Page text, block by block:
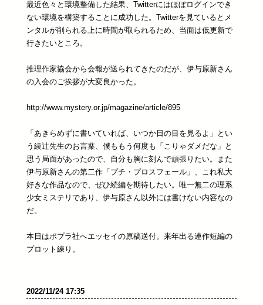
最近色々と環境整備した結果、Twitterにはほぼログインでき
ない環境を構築することに成功した。Twitterを見ているとメ
ンタルが削られる上に時間が取られるため、当面は低更新で
行きたいところ。
推理作家協会から会報が送られてきたのだが、伊与原新さん
の入会のご挨拶が大変良かった。
http://www.mystery.or.jp/magazine/article/895
「あきらめずに書いていれば、いつか日の目を見るよ」とい
う綾辻先生のお言葉、僕ももう何度も「こりゃダメだな」と
思う局面があったので、自分も胸に刻んで頑張りたい。また
伊与原新さんの第二作「プチ・プロスフェール」、これ私大
好きな作品なので、ぜひ続編を期待したい。唯一無二の理系
少女ミステリであり、伊与原さん以外には書けない内容なの
だ。
本日はポプラ社へエッセイの原稿送付。来年出る連作短編の
プロット練り。
2022/11/24 17:35